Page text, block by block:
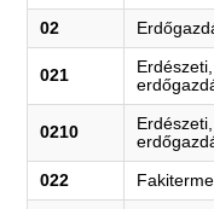
02
021
0210
022